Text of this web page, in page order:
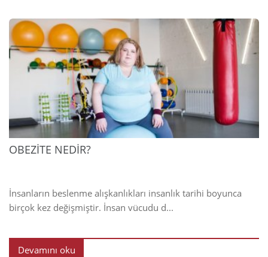
OBEZİTE NEDİR?
İnsanların beslenme alışkanlıkları insanlık tarihi boyunca
birçok kez değişmiştir. İnsan vücudu d...
Devamını oku